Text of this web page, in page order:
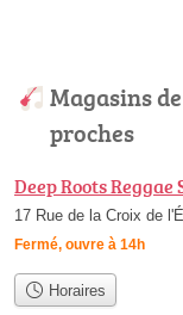
Magasins
proches
Deep Roots Reggae
17 Rue de la Croix de
Fermé, ouvre à 14h
Horaires